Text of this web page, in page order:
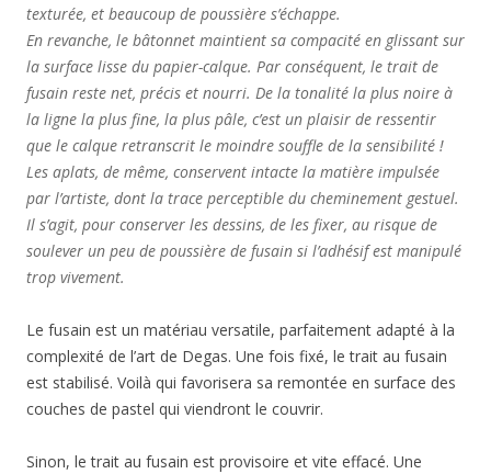
texturée, et beaucoup de poussière s’échappe.
En revanche, le bâtonnet maintient sa compacité en glissant sur
la surface lisse du papier-calque. Par conséquent, le trait de
fusain reste net, précis et nourri. De la tonalité la plus noire à
la ligne la plus fine, la plus pâle, c’est un plaisir de ressentir
que le calque retranscrit le moindre souffle de la sensibilité !
Les aplats, de même, conservent intacte la matière impulsée
par l’artiste, dont la trace perceptible du cheminement gestuel.
Il s’agit, pour conserver les dessins, de les fixer, au risque de
soulever un peu de poussière de fusain si l’adhésif est manipulé
trop vivement.
Le fusain est un matériau versatile, parfaitement adapté à la
complexité de l’art de Degas. Une fois fixé, le trait au fusain
est stabilisé. Voilà qui favorisera sa remontée en surface des
couches de pastel qui viendront le couvrir.
Sinon, le trait au fusain est provisoire et vite effacé. Une